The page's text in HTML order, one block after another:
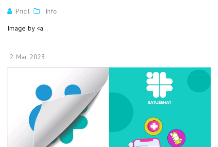
Pricil
Info
Image by <a...
2 Mar 2023